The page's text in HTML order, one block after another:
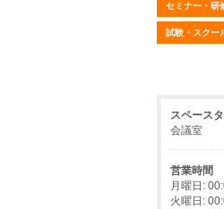
セミナー・研
試験・スクー
スペース
会議室
営業時間
月曜日:
火曜日: